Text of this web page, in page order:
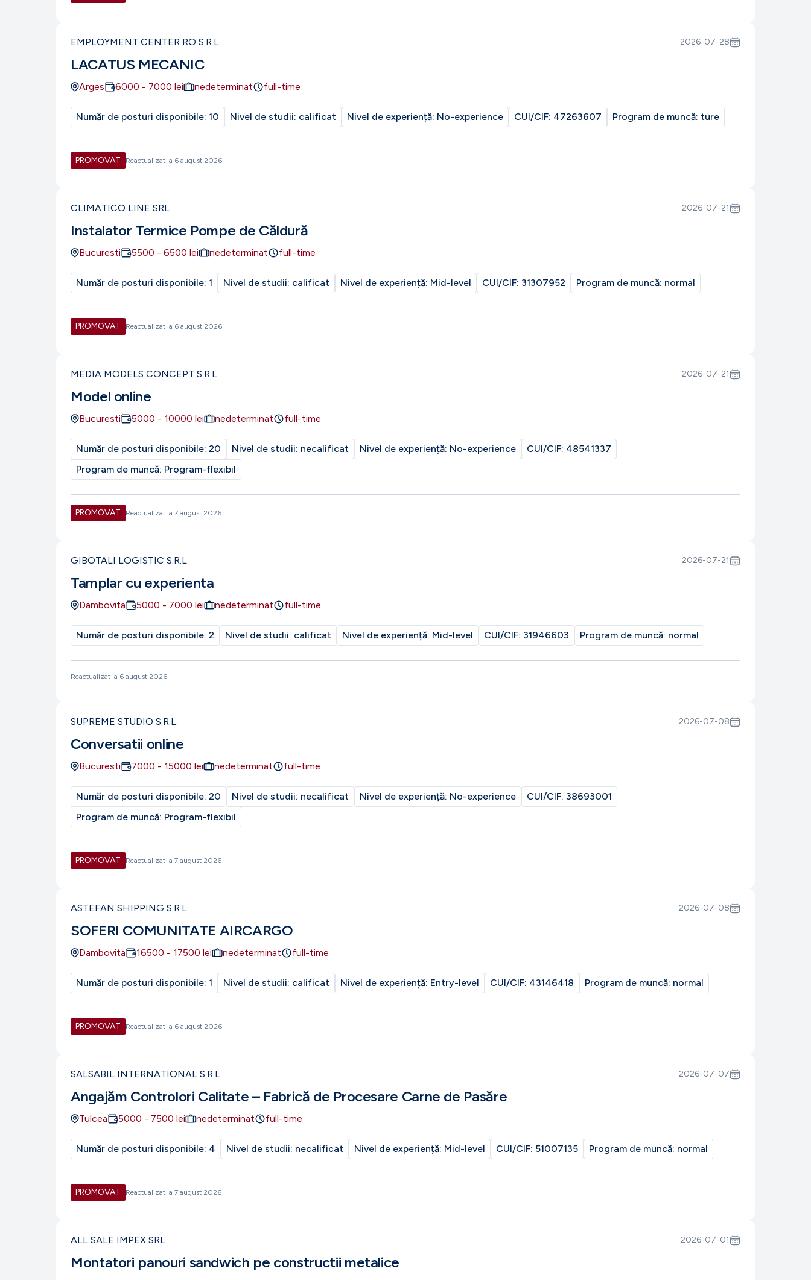
EMPLOYMENT CENTER RO S.R.L. 2026-07-28
LACATUS MECANIC
Arges 6000 - 7000 lei nedeterminat full-time
Număr de posturi disponibile: 10 Nivel de studii: calificat Nivel de experiență: No-experience CUI/CIF: 47263607 Program de muncă: ture
PROMOVAT Reactualizat la 6 august 2026
CLIMATICO LINE SRL 2026-07-21
Instalator Termice Pompe de Căldură
Bucuresti 5500 - 6500 lei nedeterminat full-time
Număr de posturi disponibile: 1 Nivel de studii: calificat Nivel de experiență: Mid-level CUI/CIF: 31307952 Program de muncă: normal
PROMOVAT Reactualizat la 6 august 2026
MEDIA MODELS CONCEPT S.R.L. 2026-07-21
Model online
Bucuresti 5000 - 10000 lei nedeterminat full-time
Număr de posturi disponibile: 20 Nivel de studii: necalificat Nivel de experiență: No-experience CUI/CIF: 48541337
Program de muncă: Program-flexibil
PROMOVAT Reactualizat la 7 august 2026
GIBOTALI LOGISTIC S.R.L. 2026-07-21
Tamplar cu experienta
Dambovita 5000 - 7000 lei nedeterminat full-time
Număr de posturi disponibile: 2 Nivel de studii: calificat Nivel de experiență: Mid-level CUI/CIF: 31946603 Program de muncă: normal
Reactualizat la 6 august 2026
SUPREME STUDIO S.R.L. 2026-07-08
Conversatii online
Bucuresti 7000 - 15000 lei nedeterminat full-time
Număr de posturi disponibile: 20 Nivel de studii: necalificat Nivel de experiență: No-experience CUI/CIF: 38693001
Program de muncă: Program-flexibil
PROMOVAT Reactualizat la 7 august 2026
ASTEFAN SHIPPING S.R.L. 2026-07-08
SOFERI COMUNITATE AIRCARGO
Dambovita 16500 - 17500 lei nedeterminat full-time
Număr de posturi disponibile: 1 Nivel de studii: calificat Nivel de experiență: Entry-level CUI/CIF: 43146418 Program de muncă: normal
PROMOVAT Reactualizat la 6 august 2026
SALSABIL INTERNATIONAL S.R.L. 2026-07-07
Angajăm Controlori Calitate – Fabrică de Procesare Carne de Pasăre
Tulcea 5000 - 7500 lei nedeterminat full-time
Număr de posturi disponibile: 4 Nivel de studii: necalificat Nivel de experiență: Mid-level CUI/CIF: 51007135 Program de muncă: normal
PROMOVAT Reactualizat la 7 august 2026
ALL SALE IMPEX SRL 2026-07-01
Montatori panouri sandwich pe constructii metalice